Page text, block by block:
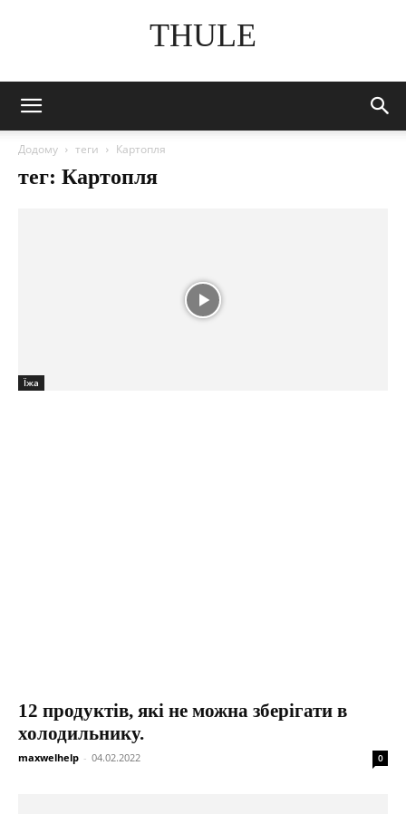
THULE
Додому теги Картопля
тег: Картопля
Їжа
12 продуктів, які не можна зберігати в
холодильнику.
maxwelhelp - 04.02.2022 0